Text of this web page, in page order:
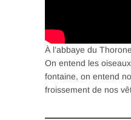
À l’abbaye du
On entend les
fontaine, on entend
froissement de nos